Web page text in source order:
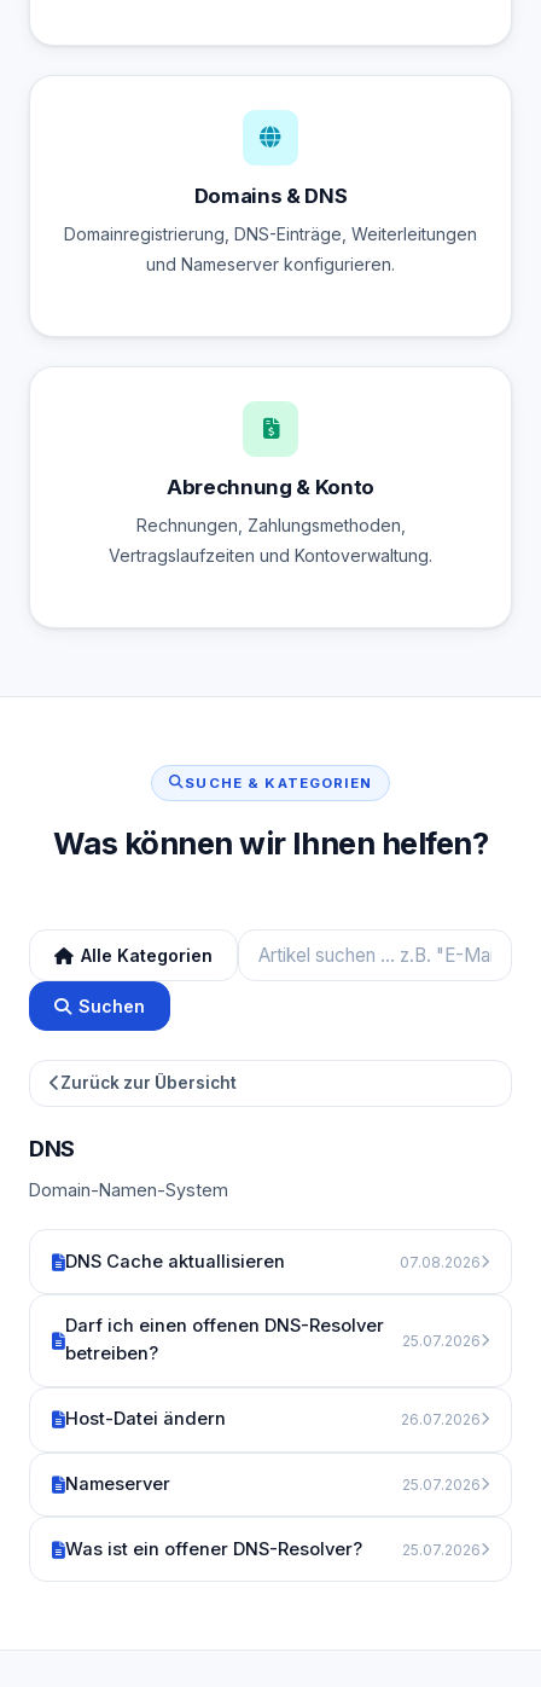
Domains & DNS
Domainregistrierung, DNS-Einträge, Weiterleitungen
und Nameserver konfigurieren.
Abrechnung & Konto
Rechnungen, Zahlungsmethoden,
Vertragslaufzeiten und Kontoverwaltung.
SUCHE & KATEGORIEN
Was können wir Ihnen helfen?
Alle Kategorien
Suchen
Zurück zur Übersicht
DNS
Domain-Namen-System
DNS Cache aktuallisieren 07.08.2026
Darf ich einen offenen DNS-Resolver
betreiben?
25.07.2026
Host-Datei ändern 26.07.2026
Nameserver 25.07.2026
Was ist ein offener DNS-Resolver? 25.07.2026